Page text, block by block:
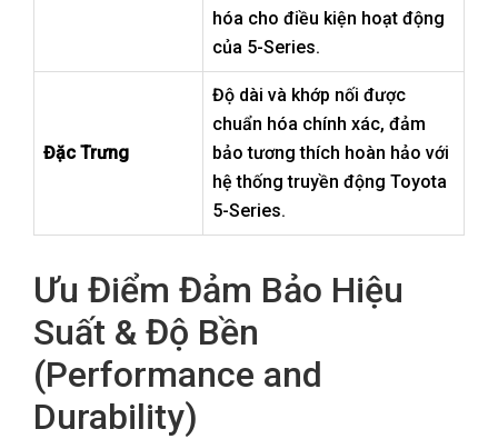
hóa cho điều kiện hoạt động
của 5-Series.
Đặc Trưng
Độ dài và khớp nối được
chuẩn hóa chính xác, đảm
bảo tương thích hoàn hảo với
hệ thống truyền động Toyota
5-Series.
Ưu Điểm Đảm Bảo Hiệu
Suất & Độ Bền
(Performance and
Durability)